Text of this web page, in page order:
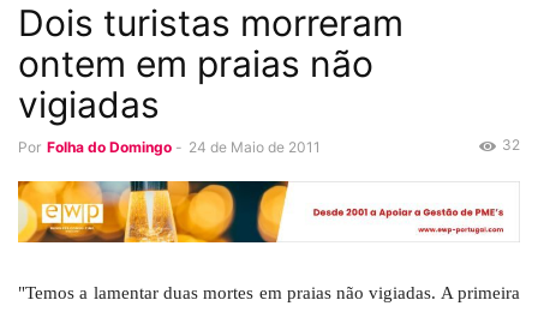
Dois turistas morreram
ontem em praias não
vigiadas
Por Folha do Domingo - 24 de Maio de 2011 32
"Temos a lamentar duas mortes em praias não vigiadas. A primeira